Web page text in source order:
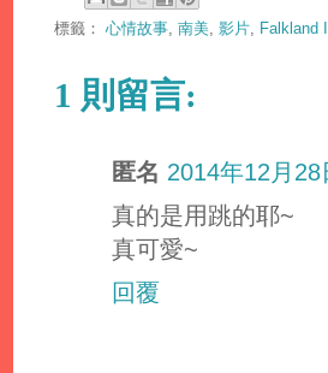
標籤： 心情故事 南美 影片 Falkland
1 則留言:
匿名 2014年12月
真的是用跳的耶~
真可愛~
回覆